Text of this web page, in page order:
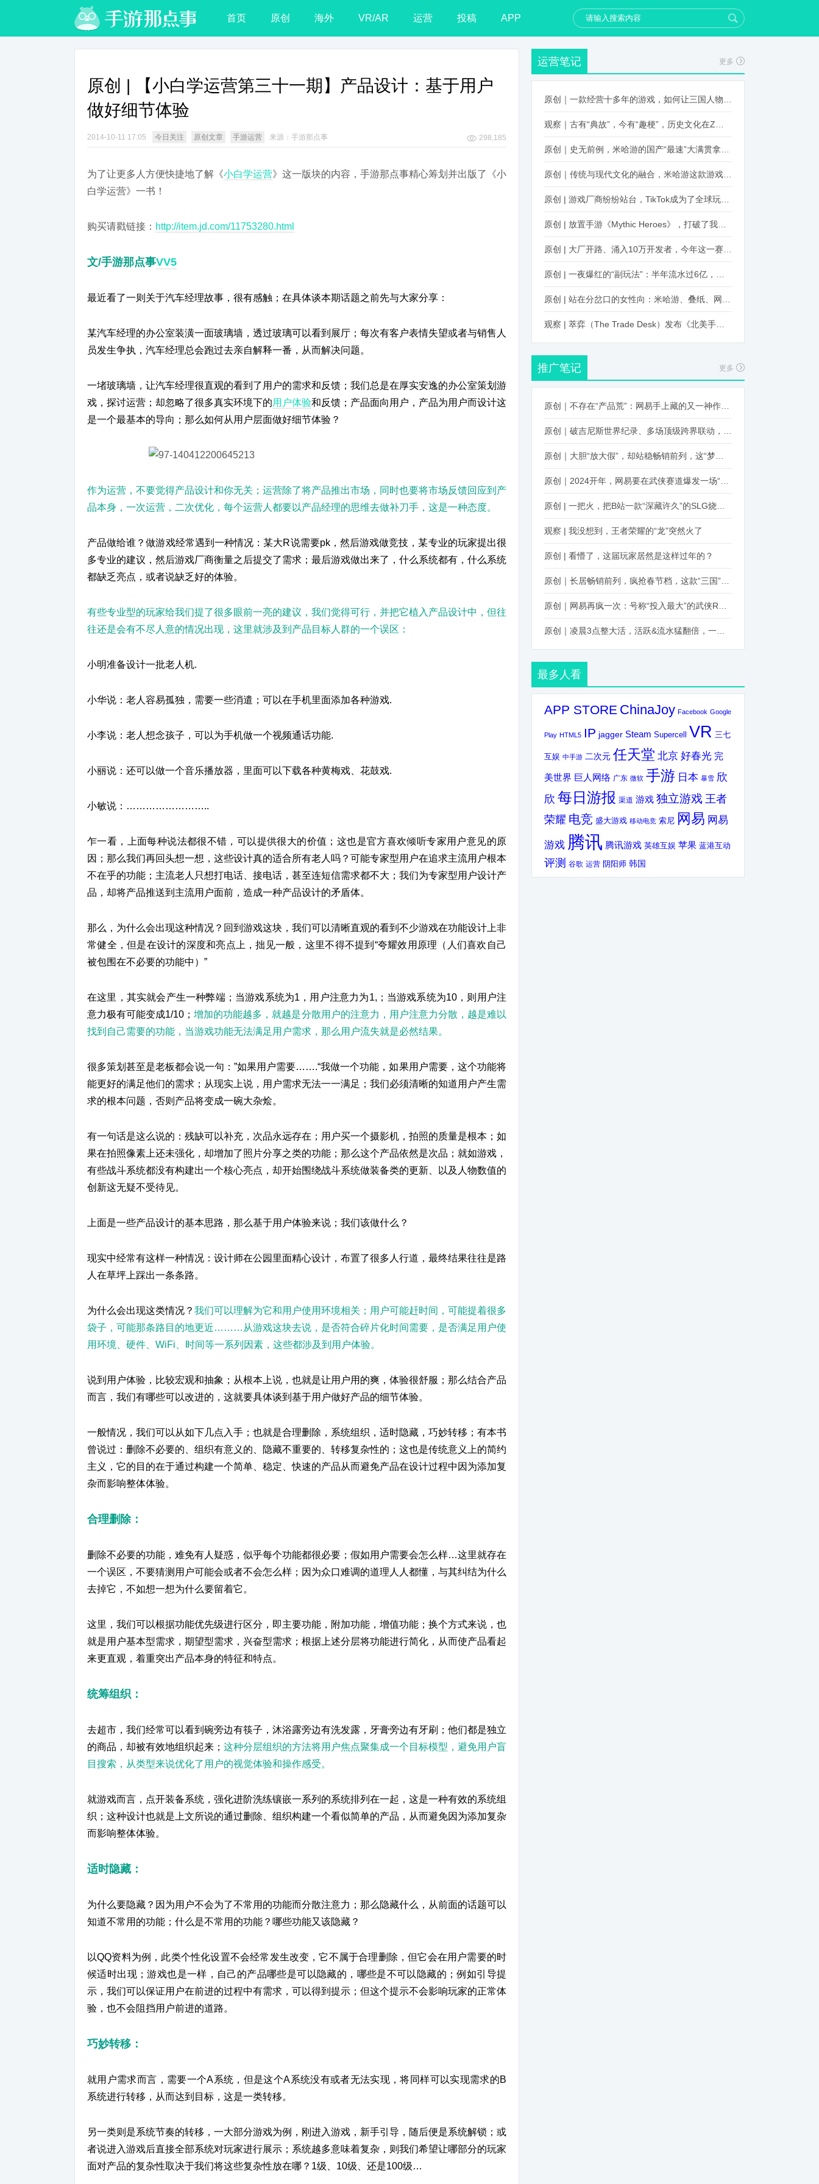
首页 原创 海外 VR/AR 运营 投稿 APP
原创 | 【小白学运营第三十一期】产品设计：基于用户
做好细节体验
2014-10-11 17:05 今日关注 原创文章 手游运营 来源：手游那点事 298,185
为了让更多人方便快捷地了解《小白学运营》这一版块的内容，手游那点事精心筹划并出版了《小
白学运营》一书！
购买请戳链接： http://item.jd.com/11753280.html
文/手游那点事VV5
最近看了一则关于汽车经理故事，很有感触；在具体谈本期话题之前先与大家分享：
某汽车经理的办公室装潢一面玻璃墙，透过玻璃可以看到展厅；每次有客户表情失望或者与销售人
员发生争执，汽车经理总会跑过去亲自解释一番，从而解决问题。
一堵玻璃墙，让汽车经理很直观的看到了用户的需求和反馈；我们总是在厚实安逸的办公室策划游
戏，探讨运营；却忽略了很多真实环境下的用户体验和反馈；产品面向用户，产品为用户而设计这
是一个最基本的导向；那么如何从用户层面做好细节体验？
作为运营，不要觉得产品设计和你无关；运营除了将产品推出市场，同时也要将市场反馈回应到产
品本身，一次运营，二次优化，每个运营人都要以产品经理的思维去做补刀手，这是一种态度。
产品做给谁？做游戏经常遇到一种情况：某大R说需要pk，然后游戏做竞技，某专业的玩家提出很
多专业的建议，然后游戏厂商衡量之后提交了需求；最后游戏做出来了，什么系统都有，什么系统
都缺乏亮点，或者说缺乏好的体验。
有些专业型的玩家给我们提了很多眼前一亮的建议，我们觉得可行，并把它植入产品设计中，但往
往还是会有不尽人意的情况出现，这里就涉及到产品目标人群的一个误区：
小明准备设计一批老人机.
小华说：老人容易孤独，需要一些消遣；可以在手机里面添加各种游戏.
小李说：老人想念孩子，可以为手机做一个视频通话功能.
小丽说：还可以做一个音乐播放器，里面可以下载各种黄梅戏、花鼓戏.
小敏说：……………………..
乍一看，上面每种说法都很不错，可以提供很大的价值；这也是官方喜欢倾听专家用户意见的原
因；那么我们再回头想一想，这些设计真的适合所有老人吗？可能专家型用户在追求主流用户根本
不在乎的功能；主流老人只想打电话、接电话，甚至连短信需求都不大；我们为专家型用户设计产
品，却将产品推送到主流用户面前，造成一种产品设计的矛盾体。
那么，为什么会出现这种情况？回到游戏这块，我们可以清晰直观的看到不少游戏在功能设计上非
常健全，但是在设计的深度和亮点上，拙见一般，这里不得不提到“夸耀效用原理（人们喜欢自己
被包围在不必要的功能中）”
在这里，其实就会产生一种弊端；当游戏系统为1，用户注意力为1,；当游戏系统为10，则用户注
意力极有可能变成1/10；增加的功能越多，就越是分散用户的注意力，用户注意力分散，越是难以
找到自己需要的功能，当游戏功能无法满足用户需求，那么用户流失就是必然结果。
很多策划甚至是老板都会说一句：”如果用户需要…….“我做一个功能，如果用户需要，这个功能将
能更好的满足他们的需求；从现实上说，用户需求无法一一满足；我们必须清晰的知道用户产生需
求的根本问题，否则产品将变成一碗大杂烩。
有一句话是这么说的：残缺可以补充，次品永远存在；用户买一个摄影机，拍照的质量是根本；如
果在拍照像素上还未强化，却增加了照片分享之类的功能；那么这个产品依然是次品；就如游戏，
有些战斗系统都没有构建出一个核心亮点，却开始围绕战斗系统做装备类的更新、以及人物数值的
创新这无疑不受待见。
上面是一些产品设计的基本思路，那么基于用户体验来说；我们该做什么？
现实中经常有这样一种情况：设计师在公园里面精心设计，布置了很多人行道，最终结果往往是路
人在草坪上踩出一条条路。
为什么会出现这类情况？ 我们可以理解为它和用户使用环境相关；用户可能赶时间，可能提着很多
袋子，可能那条路目的地更近………从游戏这块去说，是否符合碎片化时间需要，是否满足用户使
用环境、硬件、WiFi、时间等一系列因素，这些都涉及到用户体验。
说到用户体验，比较宏观和抽象；从根本上说，也就是让用户用的爽，体验很舒服；那么结合产品
而言，我们有哪些可以改进的，这就要具体谈到基于用户做好产品的细节体验。
一般情况，我们可以从如下几点入手；也就是合理删除，系统组织，适时隐藏，巧妙转移；有本书
曾说过：删除不必要的、组织有意义的、隐藏不重要的、转移复杂性的；这也是传统意义上的简约
主义，它的目的在于通过构建一个简单、稳定、快速的产品从而避免产品在设计过程中因为添加复
杂而影响整体体验。
合理删除：
删除不必要的功能，难免有人疑惑，似乎每个功能都很必要；假如用户需要会怎么样…这里就存在
一个误区，不要猜测用户可能会或者不会怎么样；因为众口难调的道理人人都懂，与其纠结为什么
去掉它，不如想一想为什么要留着它。
这里，我们可以根据功能优先级进行区分，即主要功能，附加功能，增值功能；换个方式来说，也
就是用户基本型需求，期望型需求，兴奋型需求；根据上述分层将功能进行简化，从而使产品看起
来更直观，着重突出产品本身的特征和特点。
统筹组织：
去超市，我们经常可以看到碗旁边有筷子，沐浴露旁边有洗发露，牙膏旁边有牙刷；他们都是独立
的商品，却被有效地组织起来； 这种分层组织的方法将用户焦点聚集成一个目标模型，避免用户盲
目搜索，从类型来说优化了用户的视觉体验和操作感受。
就游戏而言，点开装备系统，强化进阶洗练镶嵌一系列的系统排列在一起，这是一种有效的系统组
织；这种设计也就是上文所说的通过删除、组织构建一个看似简单的产品，从而避免因为添加复杂
而影响整体体验。
适时隐藏 ：
为什么要隐藏？因为用户不会为了不常用的功能而分散注意力；那么隐藏什么，从前面的话题可以
知道不常用的功能；什么是不常用的功能？哪些功能又该隐藏？
以QQ资料为例，此类个性化设置不会经常发生改变，它不属于合理删除，但它会在用户需要的时
候适时出现；游戏也是一样，自己的产品哪些是可以隐藏的，哪些是不可以隐藏的；例如引导提
示，我们可以保证用户在前进的过程中有需求，可以得到提示；但这个提示不会影响玩家的正常体
验，也不会阻挡用户前进的道路。
巧妙转移 ：
就用户需求而言，需要一个A系统，但是这个A系统没有或者无法实现，将同样可以实现需求的B
系统进行转移，从而达到目标，这是一类转移。
另一类则是系统节奏的转移，一大部分游戏为例，刚进入游戏，新手引导，随后便是系统解锁；或
者说进入游戏后直接全部系统对玩家进行展示；系统越多意味着复杂，则我们希望让哪部分的玩家
面对产品的复杂性取决于我们将这些复杂性放在哪？1级、10级、还是100级…
运营笔记 更多
推广笔记 更多
观察 | 我没想到，王者荣耀的“龙”突然火了
原创 | 看懵了，这届玩家居然是这样过年的？
最多人看
APP STORE ChinaJoy Facebook Google
Play HTML5 IP jagger Steam Supercell VR 三七
互娱 中手游 二次元 任天堂 北京 好春光 完
美世界 巨人网络 广东 微软 手游 日本 暴雪 欣
欣 每日游报 渠道 游戏 独立游戏 王者
荣耀 电竞 盛大游戏 移动电竞 索尼 网易 网易
游戏 腾讯 腾讯游戏 英雄互娱 苹果 蓝港互动
评测 谷歌 运营 阴阳师 韩国